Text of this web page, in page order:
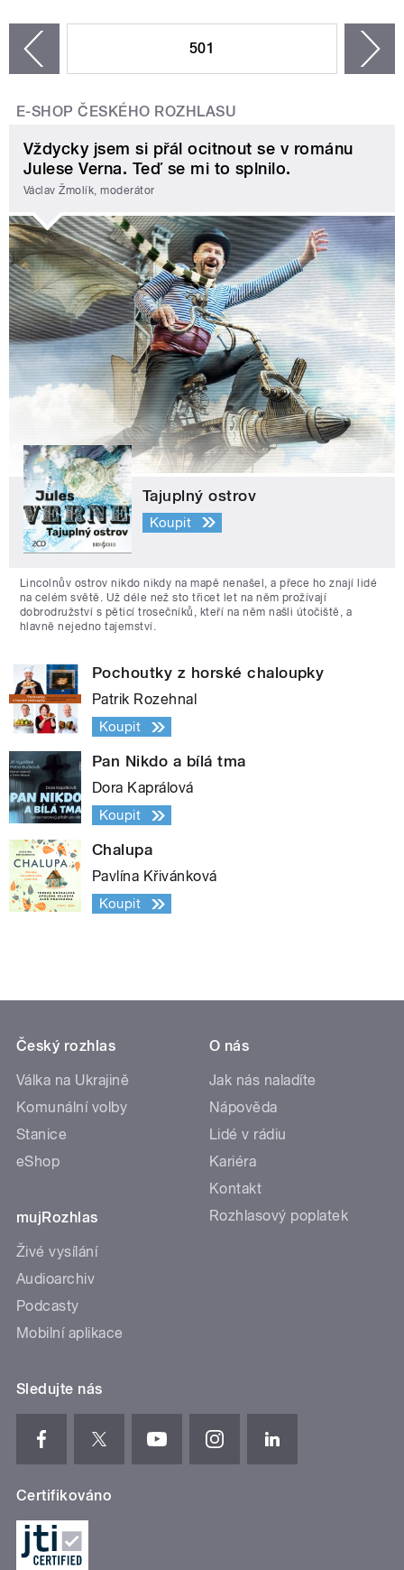
501
E-SHOP ČESKÉHO ROZHLASU
Vždycky jsem si přál ocitnout se v románu
Julese Verna. Teď se mi to splnilo.
Václav Žmolík, moderátor
Tajuplný ostrov
Koupit
Lincolnův ostrov nikdo nikdy na mapě nenašel, a přece ho znají lidé
na celém světě. Už déle než sto třicet let na něm prožívají
dobrodružství s pěticí trosečníků, kteří na něm našli útočiště, a
hlavně nejedno tajemství.
Pochoutky z horské chaloupky
Patrik Rozehnal
Koupit
Pan Nikdo a bílá tma
Dora Kaprálová
Koupit
Chalupa
Pavlína Křivánková
Koupit
Český rozhlas
Válka na Ukrajině
Komunální volby
Stanice
eShop
mujRozhlas
Živé vysílání
Audioarchiv
Podcasty
Mobilní aplikace
O nás
Jak nás naladíte
Nápověda
Lidé v rádiu
Kariéra
Kontakt
Rozhlasový poplatek
Sledujte nás
Certifikováno